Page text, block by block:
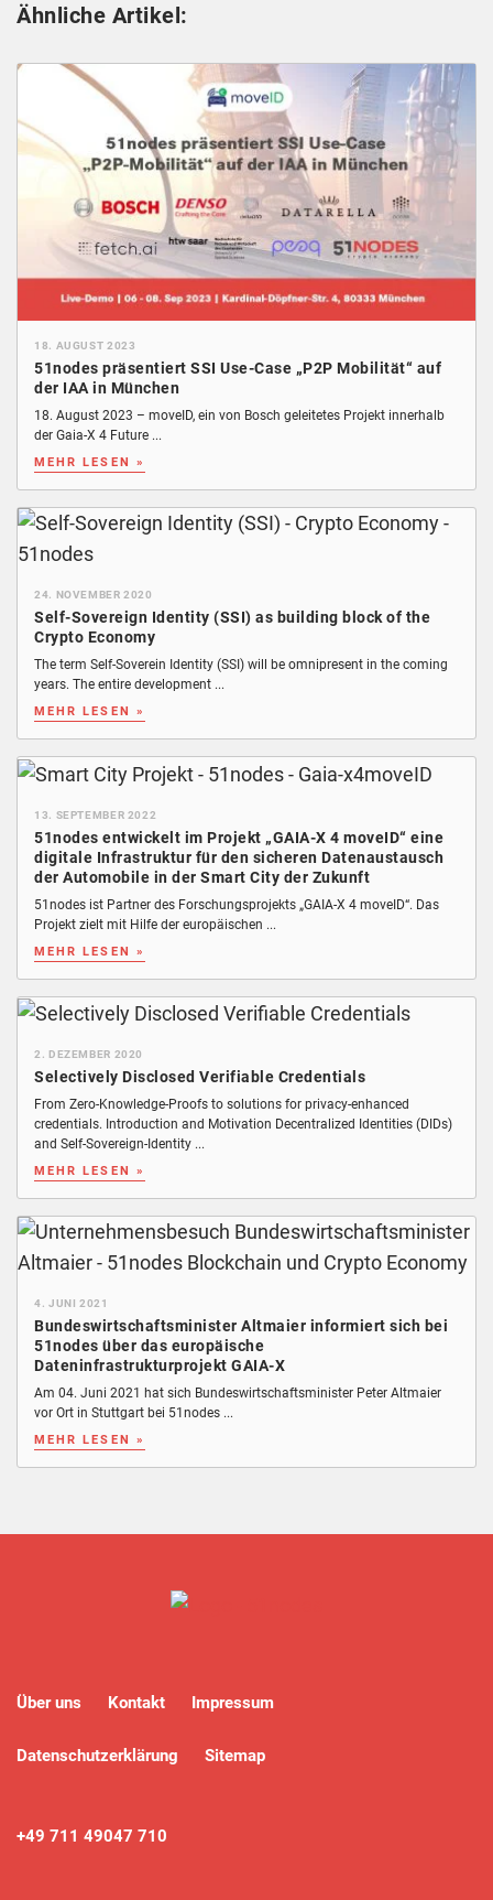
Ähnliche Artikel:
18. AUGUST 2023
51nodes präsentiert SSI Use-Case „P2P Mobilität“ auf
der IAA in München
18. August 2023 – moveID, ein von Bosch geleitetes Projekt innerhalb
der Gaia-X 4 Future ...
MEHR LESEN »
24. NOVEMBER 2020
Self-Sovereign Identity (SSI) as building block of the
Crypto Economy
The term Self-Soverein Identity (SSI) will be omnipresent in the coming
years. The entire development ...
MEHR LESEN »
13. SEPTEMBER 2022
51nodes entwickelt im Projekt „GAIA-X 4 moveID“ eine
digitale Infrastruktur für den sicheren Datenaustausch
der Automobile in der Smart City der Zukunft
51nodes ist Partner des Forschungsprojekts „GAIA-X 4 moveID“. Das
Projekt zielt mit Hilfe der europäischen ...
MEHR LESEN »
2. DEZEMBER 2020
Selectively Disclosed Verifiable Credentials
From Zero-Knowledge-Proofs to solutions for privacy-enhanced
credentials. Introduction and Motivation Decentralized Identities (DIDs)
and Self-Sovereign-Identity ...
MEHR LESEN »
4. JUNI 2021
Bundeswirtschaftsminister Altmaier informiert sich bei
51nodes über das europäische
Dateninfrastrukturprojekt GAIA-X
Am 04. Juni 2021 hat sich Bundeswirtschaftsminister Peter Altmaier
vor Ort in Stuttgart bei 51nodes ...
MEHR LESEN »
Über uns Kontakt Impressum
Datenschutzerklärung Sitemap
+49 711 49047 710